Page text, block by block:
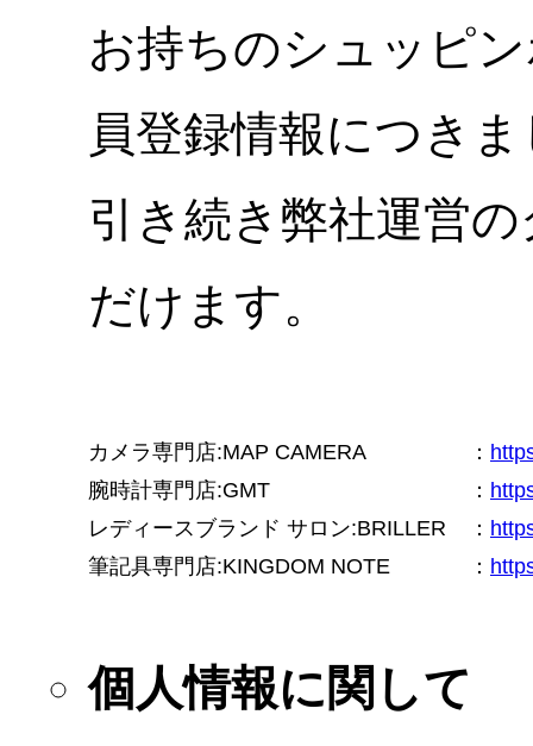
お持ちのシュッピ
員登録情報につき
引き続き弊社運営
だけます。
カメラ専門店:MAP CAMERA ：
腕時計専門店:GMT
：
レディースブランド サロン:BRILLER
：
筆記具専門店:KINGDOM NOTE
：
個人情報に関して